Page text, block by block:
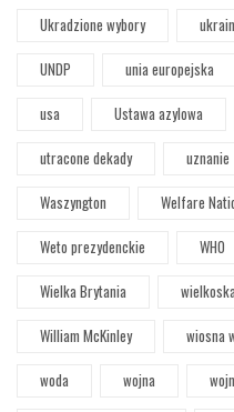
Ukradzione wybory
UNDP
unia europejska
usa
Ustawa azylowa
utracone dekady
uznanie
Waszyngton
Welfare
Weto prezydenckie
WHO
Wielka Brytania
William McKinley
wiosna
woda
wojna